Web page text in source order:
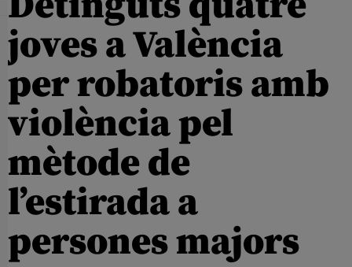
joves a València
per robatoris amb
violència pel
mètode de
l’estirada a
persones majors